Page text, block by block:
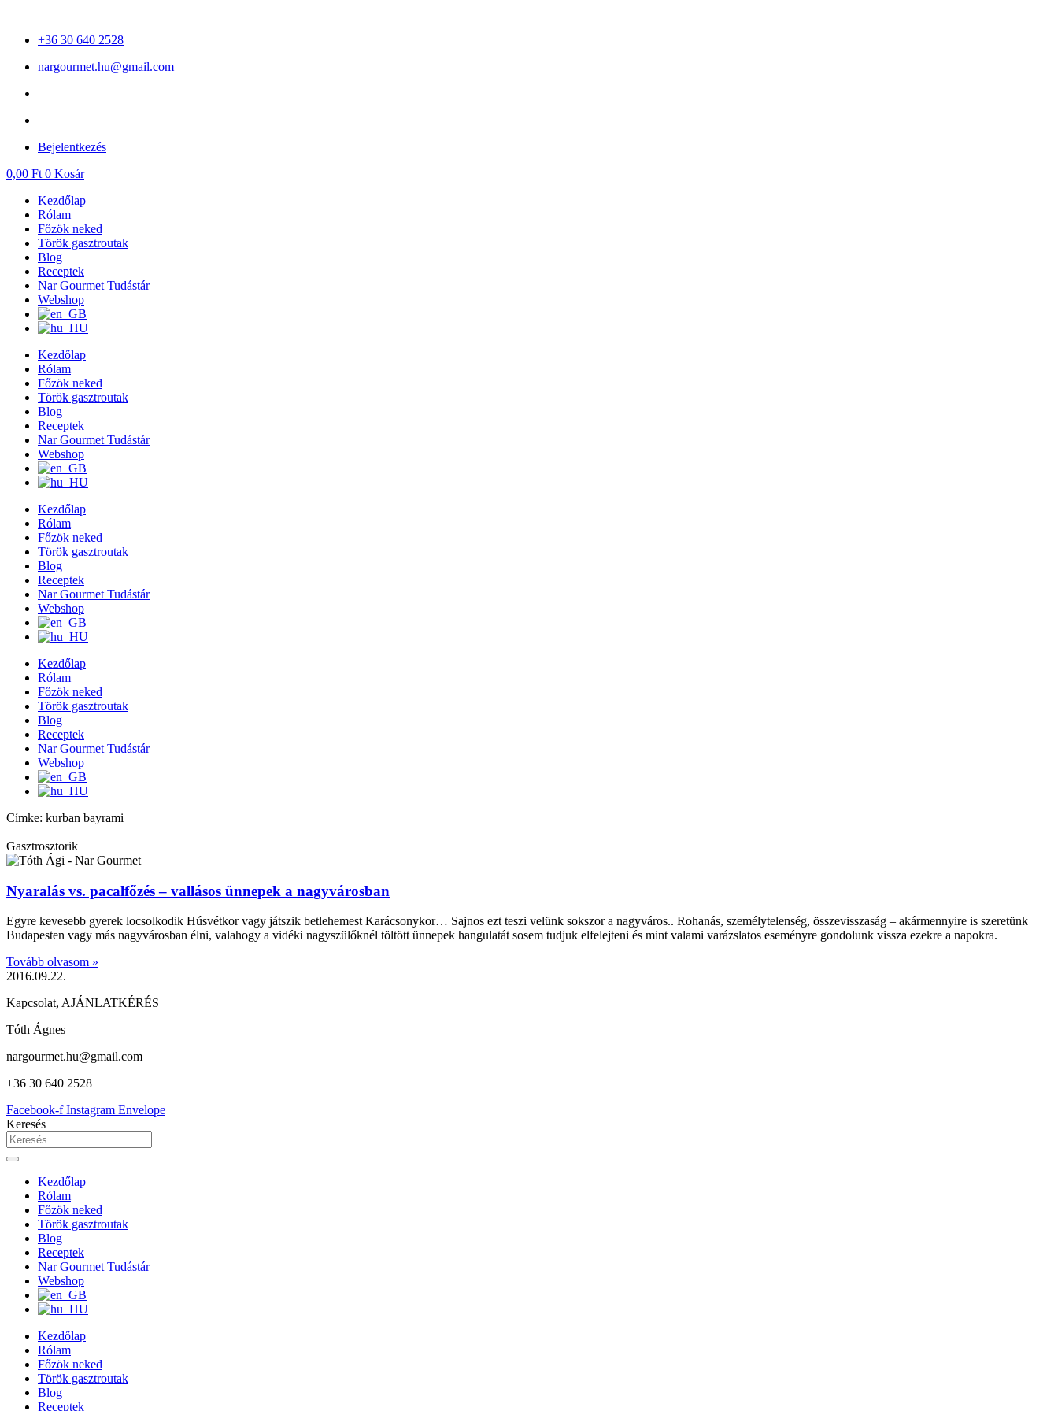
tartalomhoz+36 30 640 2528
nargourmet.hu@gmail.com
Bejelentkezés
0,00 Ft 0 Kosár
Kezdőlap
Rólam
Főzök neked
Török gasztroutak
Blog
Receptek
Nar Gourmet Tudástár
Webshop
Kezdőlap
Rólam
Főzök neked
Török gasztroutak
Blog
Receptek
Nar Gourmet Tudástár
Webshop
Kezdőlap
Rólam
Főzök neked
Török gasztroutak
Blog
Receptek
Nar Gourmet Tudástár
Webshop
Kezdőlap
Rólam
Főzök neked
Török gasztroutak
Blog
Receptek
Nar Gourmet Tudástár
Webshop
Címke: kurban bayrami
Gasztrosztorik
Nyaralás vs. pacalfőzés – vallásos ünnepek a nagyvárosban
Egyre kevesebb gyerek locsolkodik Húsvétkor vagy játszik betlehemest Karácsonykor… Sajnos ezt teszi velünk sokszor a nagyváros.. Rohanás, személytelenség, összevisszaság – akármennyire is szeretünk
Budapesten vagy más nagyvárosban élni, valahogy a vidéki nagyszülőknél töltött ünnepek hangulatát sosem tudjuk elfelejteni és mint valami varázslatos eseményre gondolunk vissza ezekre a napokra.
Tovább olvasom »
2016.09.22.
Kapcsolat, AJÁNLATKÉRÉS
Tóth Ágnes
nargourmet.hu@gmail.com
+36 30 640 2528
Facebook-f Instagram Envelope
Keresés
Kezdőlap
Rólam
Főzök neked
Török gasztroutak
Blog
Receptek
Nar Gourmet Tudástár
Webshop
Kezdőlap
Rólam
Főzök neked
Török gasztroutak
Blog
Receptek